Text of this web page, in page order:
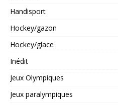
Handisport
Hockey/gazon
Hockey/glace
Inédit
Jeux Olympiques
Jeux paralympiques